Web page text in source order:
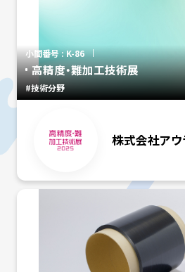
小間番号 : K-86
高精度・難加工技術展
#技術分野
株式会社アウ